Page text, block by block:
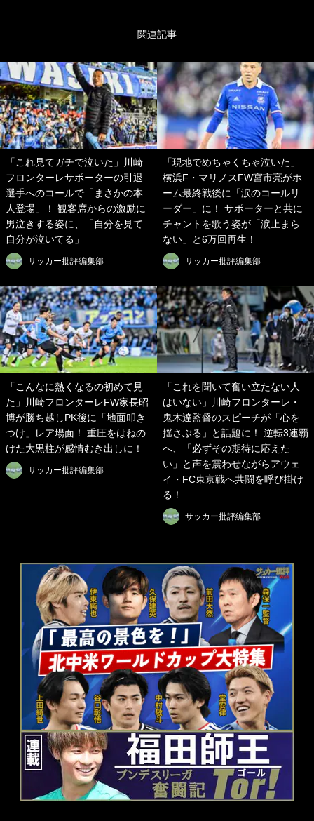
関連記事
「これ見てガチで泣いた」川崎
フロンターレサポーターの引退
選手へのコールで「まさかの本
人登場」！ 観客席からの激励に
男泣きする姿に、「自分を見て
自分が泣いてる」
サッカー批評編集部
「現地でめちゃくちゃ泣いた」
横浜F・マリノスFW宮市亮がホ
ーム最終戦後に「涙のコールリ
ーダー」に！ サポーターと共に
チャントを歌う姿が「涙止まら
ない」と6万回再生！
サッカー批評編集部
「こんなに熱くなるの初めて見
た」川崎フロンターレFW家長昭
博が勝ち越しPK後に「地面叩き
つけ」レア場面！ 重圧をはねの
けた大黒柱が感情むき出しに！
サッカー批評編集部
「これを聞いて奮い立たない人
はいない」川崎フロンターレ・
鬼木達監督のスピーチが「心を
揺さぶる」と話題に！ 逆転3連覇
へ、「必ずその期待に応えた
い」と声を震わせながらアウェ
イ・FC東京戦へ共闘を呼び掛け
る！
サッカー批評編集部